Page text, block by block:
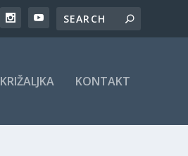
KRIŽALJKA KONTAKT